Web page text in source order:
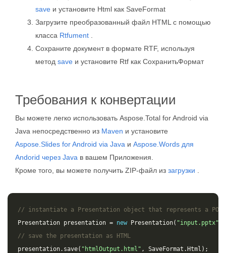
save и установите Html как SaveFormat
Загрузите преобразованный файл HTML с помощью
класса Rtfument
Сохраните документ в формате RTF, используя
метод save и установите Rtf как СохранитьФормат
Требования к конвертации
Вы можете легко использовать Aspose.Total for Android via
Java непосредственно из Maven и установите
Aspose.Slides for Android via Java и Aspose.Words для
Andorid через Java в вашем Приложения.
Кроме того, вы можете получить ZIP-файл из загрузки
// instantiate a Presentation object that represents a
Presentation presentation = new Presentation( "input.pptx"
// save the presentation as HTML
presentation. save( "htmlOutput.html" , SaveFormat . Html );